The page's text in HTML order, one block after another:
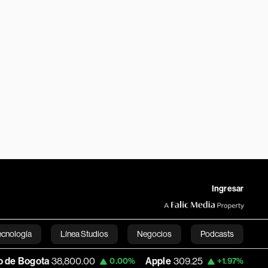
Ingresar
Línea Studios Negocios Podcasts
English0.00% Apple 309.25 +1.97% USD COP